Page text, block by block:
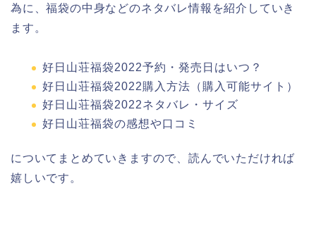
為に、福袋の中身などのネタバレ情報を紹介していき
ます。
好日山荘福袋2022予約・発売日はいつ？
好日山荘福袋2022購入方法（購入可能サイト）
好日山荘福袋2022ネタバレ・サイズ
好日山荘福袋の感想や口コミ
についてまとめていきますので、読んでいただければ
嬉しいです。